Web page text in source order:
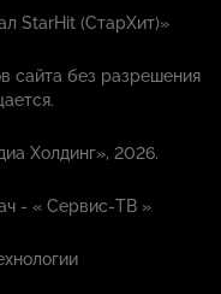
StarHit (СтарХит)»
сайта без разрешения
Холдинг», 2026.
- «Сервис-ТВ »